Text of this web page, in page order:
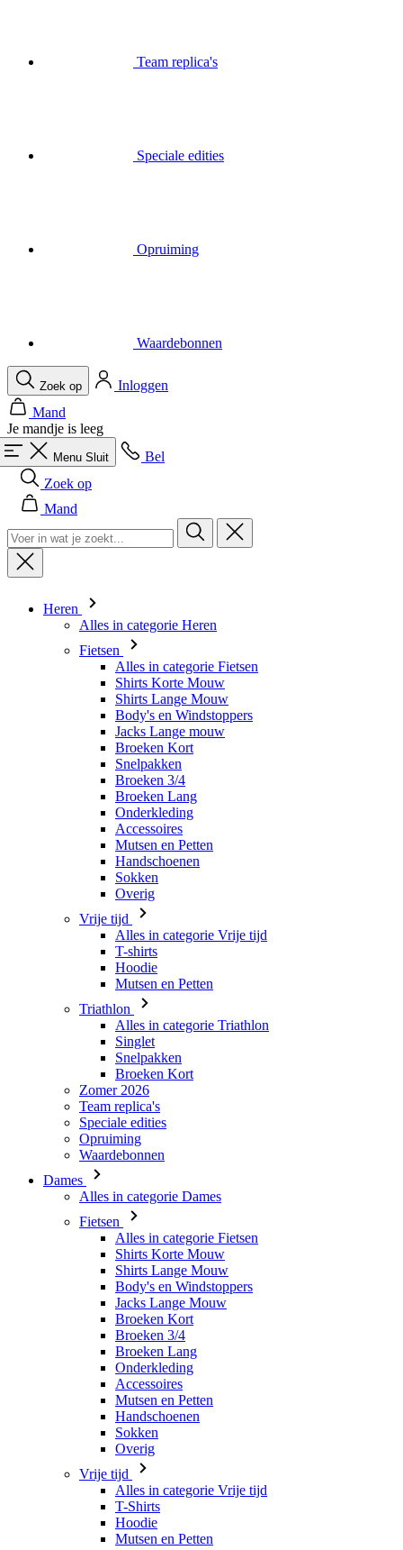
Je mandje is leeg
Menu Sluit
Bel
Zoek op
Mand
Heren
Alles in categorie Heren
Shirts Lange Mouw
Body's en Windstoppers
Jacks Lange mouw
Broeken Kort
Snelpakken
Broeken 3/4
Broeken Lang
Onderkleding
Accessoires
Mutsen en Petten
Handschoenen
Sokken
Overig
Vrije tijd
Alles in categorie Vrije tijd
T-shirts
Hoodie
Mutsen en Petten
Triathlon
Alles in categorie Triathlon
Singlet
Snelpakken
Broeken Kort
Zomer 2026
Team replica's
Speciale edities
Opruiming
Waardebonnen
Dames
Alles in categorie Dames
Fietsen
Alles in categorie Fietsen
Shirts Lange Mouw
Body's en Windstoppers
Jacks Lange Mouw
Broeken Kort
Broeken 3/4
Broeken Lang
Onderkleding
Accessoires
Mutsen en Petten
Handschoenen
Sokken
Overig
Vrije tijd
Alles in categorie Vrije tijd
T-Shirts
Hoodie
Mutsen en Petten
Triathlon
Alles in categorie Triathlon
Singlet
Snelpakken